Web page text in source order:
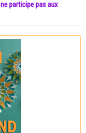
participe pas aux